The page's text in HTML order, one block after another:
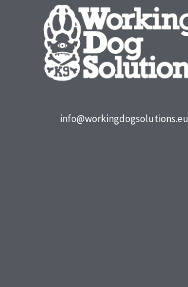
info@workingdogsolutions.eu